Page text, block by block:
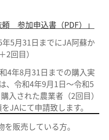
参加申込書（PDF）」
年5月31日までにJA阿蘇か
回目）
4年8月31日までの購入実
、令和4年9月1日～令和5
入された農業者（2回目）
JAにて申請致します。
を販売している方。